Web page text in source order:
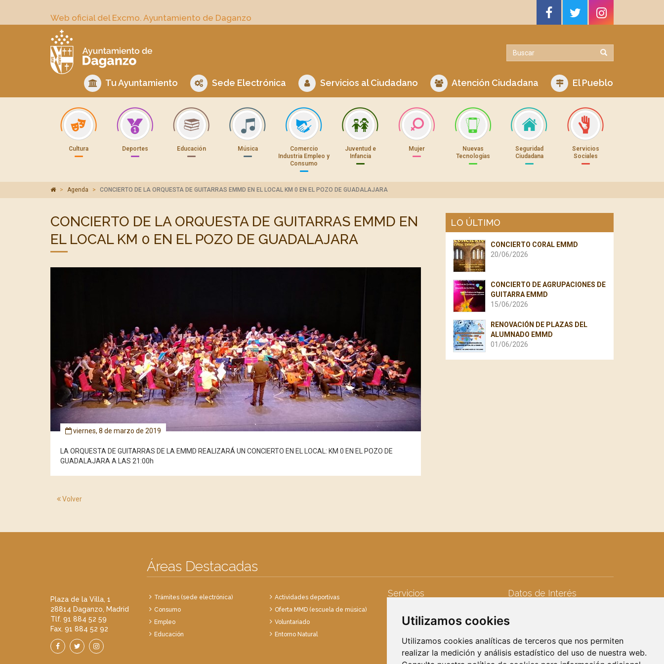
Utilizamos cookies
Utilizamos cookies analíticas de terceros que nos permiten
realizar la medición y análisis estadístico del uso de nuestra web.
Web oficial del Excmo. Ayuntamiento de Daganzo
Tu Ayuntamiento Sede Electrónica Servicios al Ciudadano Atención Ciudadana El Pueblo
Cultura Deportes Educación Música
Comercio
Industria Empleo y
Consumo
Juventud e
Infancia
Mujer
Nuevas
Tecnologías
Seguridad
Ciudadana
Servicios
Sociales
Agenda CONCIERTO DE LA ORQUESTA DE GUITARRAS EMMD EN EL LOCAL KM 0 EN EL POZO DE GUADALAJARA
CONCIERTO DE LA ORQUESTA DE GUITARRAS EMMD EN
EL LOCAL KM 0 EN EL POZO DE GUADALAJARA
viernes, 8 de marzo de 2019
LA ORQUESTA DE GUITARRAS DE LA EMMD REALIZARÁ UN CONCIERTO EN EL LOCAL: KM 0 EN EL POZO DE
GUADALAJARA A LAS 21:00h
Volver
LO ÚLTIMO
CONCIERTO CORAL EMMD
20/06/2026
CONCIERTO DE AGRUPACIONES DE
GUITARRA EMMD
15/06/2026
RENOVACIÓN DE PLAZAS DEL
ALUMNADO EMMD
01/06/2026
Áreas Destacadas
Trámites (sede electrónica)
Consumo
Empleo
Educación
Actividades deportivas
Oferta MMD (escuela de música)
Voluntariado
Entorno Natural
Servicios
Recogida de enseres
Datos de Interés
Calendario Escolar
Plaza de la Villa, 1
28814 Daganzo, Madrid
Tlf. 91 884 52 59
Fax. 91 884 52 92